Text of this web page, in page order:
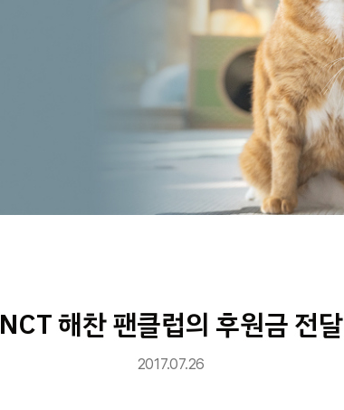
NCT 해찬 팬클럽의 후원금 전달
2017.07.26